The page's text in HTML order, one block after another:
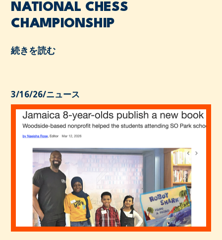
NATIONAL CHESS
CHAMPIONSHIP
続きを読む
3/16/26/ニュース